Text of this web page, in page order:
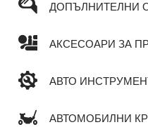
ДОПЪЛНИТЕЛНИ
АКСЕСОАРИ ЗА
АВТО
АВТОМОБИЛНИ